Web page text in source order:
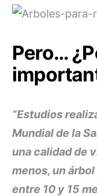
Pero…
“Estudios
Mundial de la
una calidad de
menos, un
entre 10 y 15